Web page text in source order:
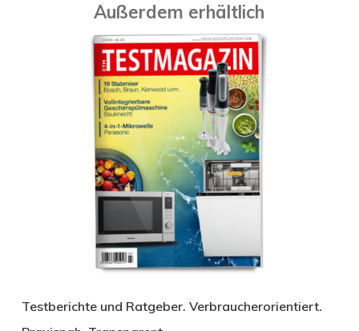
Außerdem erhältlich
Testberichte und Ratgeber. Verbraucherorientiert.